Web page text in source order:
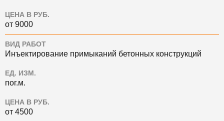
ЦЕНА В РУБ.
от 9000
ВИД РАБОТ
Инъектирование примыканий бетонных конструкций
ЕД. ИЗМ.
пог.м.
ЦЕНА В РУБ.
от 4500